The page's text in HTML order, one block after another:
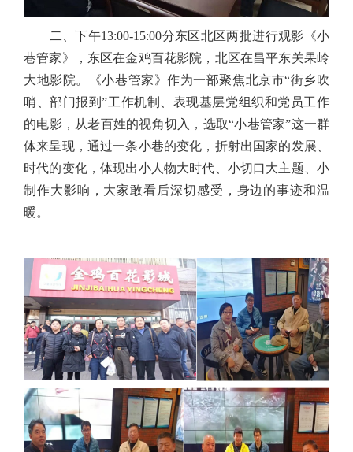
二、下午13:00-15:00分东区北区两批进行观影《小
巷管家》，东区在金鸡百花影院，北区在昌平东关果岭
大地影院。《小巷管家》作为一部聚焦北京市“街乡吹
哨、部门报到”工作机制、表现基层党组织和党员工作
的电影，从老百姓的视角切入，选取“小巷管家”这一群
体来呈现，通过一条小巷的变化，折射出国家的发展、
时代的变化，体现出小人物大时代、小切口大主题、小
制作大影响，大家敢看后深切感受，身边的事迹和温
暖。